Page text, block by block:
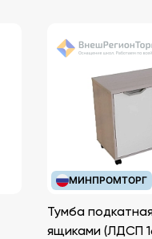
МИНПРОМТОРГ
Тумба
ящиками